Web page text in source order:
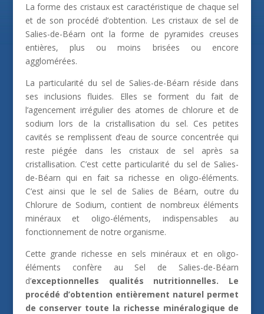
La forme des cristaux est caractéristique de chaque sel
et de son procédé d’obtention. Les cristaux de sel de
Salies-de-Béarn ont la forme de pyramides creuses
entières, plus ou moins brisées ou encore
agglomérées.
La particularité du sel de Salies-de-Béarn réside dans
ses inclusions fluides. Elles se forment du fait de
l’agencement irrégulier des atomes de chlorure et de
sodium lors de la cristallisation du sel. Ces petites
cavités se remplissent d’eau de source concentrée qui
reste piégée dans les cristaux de sel après sa
cristallisation. C’est cette particularité du sel de Salies-
de-Béarn qui en fait sa richesse en oligo-éléments.
C’est ainsi que le sel de Salies de Béarn, outre du
Chlorure de Sodium, contient de nombreux éléments
minéraux et oligo-éléments, indispensables au
fonctionnement de notre organisme.
Cette grande richesse en sels minéraux et en oligo-
éléments confère au Sel de Salies-de-Béarn
d’exceptionnelles qualités nutritionnelles. Le
procédé d’obtention entièrement naturel permet
de conserver toute la richesse minéralogique de